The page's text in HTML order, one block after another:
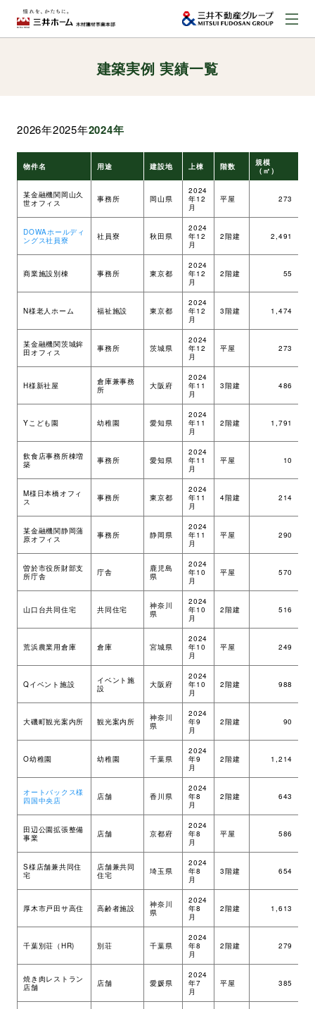
お問い合わせ
建築実例
取扱商品
環境・社会への取り組み
モッケン便り
イベントレポート一覧
建築実例 実績一覧
2026年2025年2024年
物件名 用途 建設地 上棟 階数
規模
（㎡）
某金融機関岡山久
世オフィス
事務所 岡山県
2024
年12
月
平屋 273
DOWAホールディ
ングス社員寮
社員寮 秋田県
2024
年12
月
2階建 2,491
商業施設別棟 事務所 東京都
2024
年12
月
2階建 55
N様老人ホーム 福祉施設 東京都
2024
年12
月
3階建 1,474
某金融機関茨城鉾
田オフィス
事務所 茨城県
2024
年12
月
平屋 273
H様新社屋
倉庫兼事務
所
大阪府
2024
年11
月
3階建 486
Yこども園 幼稚園 愛知県
2024
年11
月
2階建 1,791
飲食店事務所棟増
築
事務所 愛知県
2024
年11
月
平屋 10
M様日本橋オフィ
ス
事務所 東京都
2024
年11
月
4階建 214
某金融機関静岡蒲
原オフィス
事務所 静岡県
2024
年11
月
平屋 290
曽於市役所財部支
所庁舎
庁舎
鹿児島
県
2024
年10
月
平屋 570
山口台共同住宅 共同住宅
神奈川
県
2024
年10
月
2階建 516
荒浜農業用倉庫 倉庫 宮城県
2024
年10
月
平屋 249
Qイベント施設
イベント施
設
大阪府
2024
年10
月
2階建 988
大磯町観光案内所 観光案内所
神奈川
県
2024
年9
月
2階建 90
O幼稚園 幼稚園 千葉県
2024
年9
月
2階建 1,214
オートバックス様
四国中央店
店舗 香川県
2024
年8
月
2階建 643
田辺公園拡張整備
事業
店舗 京都府
2024
年8
月
平屋 586
S様店舗兼共同住
宅
店舗兼共同
住宅
埼玉県
2024
年8
月
3階建 654
厚木市戸田サ高住 高齢者施設
神奈川
県
2024
年8
月
2階建 1,613
千葉別荘（HR) 別荘 千葉県
2024
年8
月
2階建 279
焼き肉レストラン
店舗
店舗 愛媛県
2024
年7
月
平屋 385